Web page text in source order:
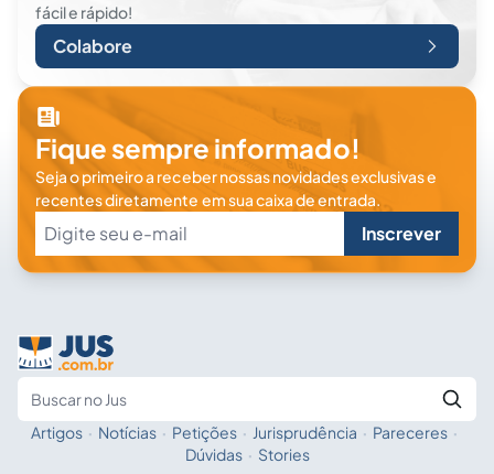
fácil e rápido!
Colabore
Fique sempre informado!
Seja o primeiro a receber nossas novidades exclusivas e
recentes diretamente em sua caixa de entrada.
Inscrever
Fale com a IA
Artigos · Notícias · Petições · Jurisprudência · Pareceres ·
Dúvidas · Stories